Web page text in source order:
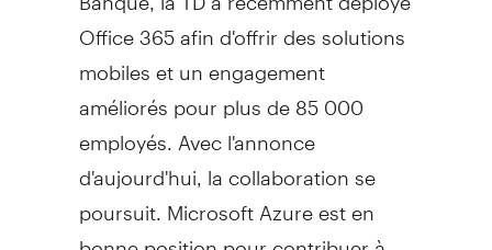
Office 365 afin d'offrir des solutions
mobiles et un engagement
améliorés pour plus de 85 000
employés. Avec l'annonce
d'aujourd'hui, la collaboration se
poursuit. Microsoft Azure est en
bonne position pour contribuer à